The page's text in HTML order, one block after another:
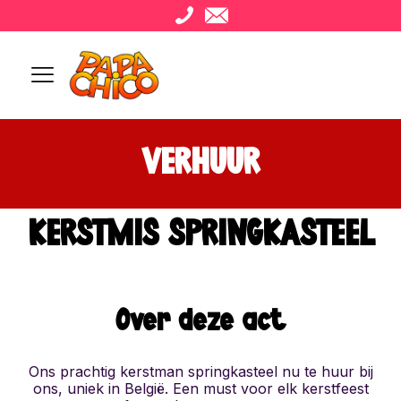
VERHUUR
KERSTMIS SPRINGKASTEEL
Over deze act
Ons prachtig kerstman springkasteel nu te huur bij
ons, uniek in België. Een must voor elk kerstfeest